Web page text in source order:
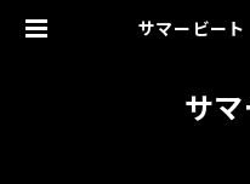
サマービー
サマ